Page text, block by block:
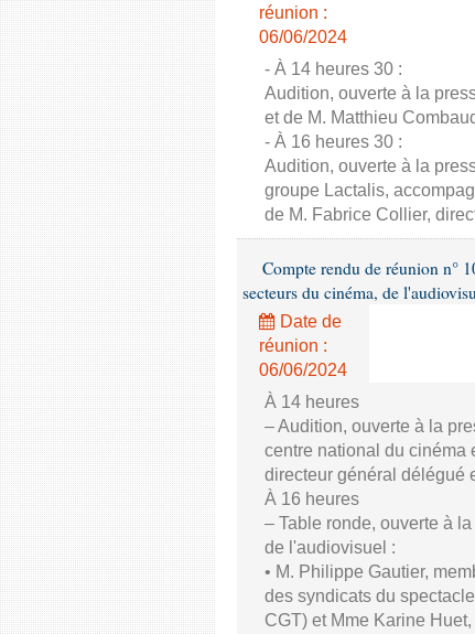
réunion :
06/06/2024
- À 14 heures 30 :
Audition, ouverte à la
et de M. Matthieu
- À 16 heures 30 :
Audition, ouverte à la
groupe Lactalis,
de M. Fabrice Collier,
Compte rendu de réunion n°
secteurs du cinéma, de
Date de
réunion :
06/06/2024
À 14 heures
– Audition, ouverte à la
centre national du cinéma
directeur général délégué
À 16 heures
– Table ronde, ouverte à
de l'audiovisuel :
• M. Philippe Gautier,
des syndicats du
CGT) et Mme Karine